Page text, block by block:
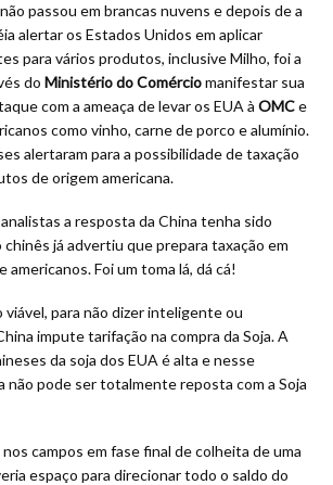
passou em brancas nuvens e depois de a
alertar os Estados Unidos em aplicar
para vários produtos, inclusive Milho, foi a
do Ministério do Comérciomanifestar sua
com a ameaça de levar os EUA à OMCe
como vinho, carne de porco e alumínio.
alertaram para a possibilidade de taxação
de origem americana.
a resposta da China tenha sido
chinês já advertiu que prepara taxação em
Foi um toma lá, dá cá!
viável, para não dizer inteligente ou
impute tarifação na compra da Soja. A
da soja dos EUA é alta e nesse
não pode ser totalmente reposta com a Soja
campos em fase final de colheita de uma
espaço para direcionar todo o saldo do